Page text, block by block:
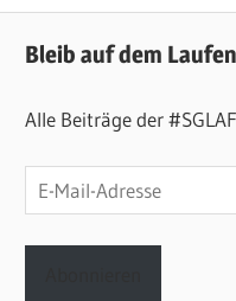
Bleib auf dem
Alle Beiträge der
E-
Mail-
Adresse